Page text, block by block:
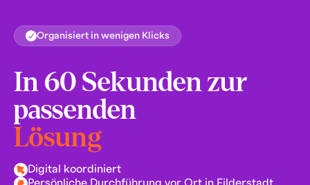
Organisiert in wenigen Klicks
In 60 Sekunden zur
passenden
Lösung
Digital koordiniert
Persönliche Durchführung vor Ort in Filderstadt